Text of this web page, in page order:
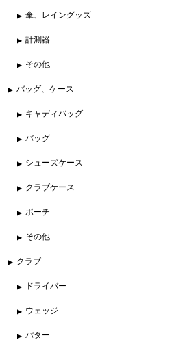
傘、レイングッズ
計測器
その他
バッグ、ケース
キャディバッグ
バッグ
シューズケース
クラブケース
ポーチ
その他
クラブ
ドライバー
ウェッジ
パター